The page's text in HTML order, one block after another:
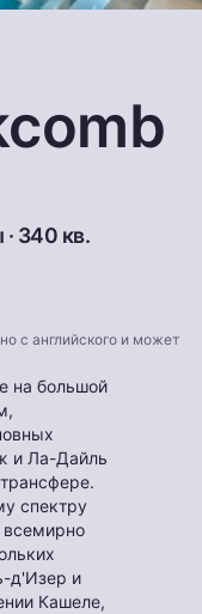
340 кв.
с английского и может
на большой
и Ла-Дайль
спектру
всемирно
д'Изер и
Кашеле,